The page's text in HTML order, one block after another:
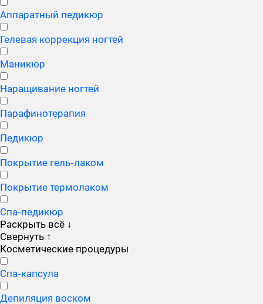
Аппаратный педикюр
Гелевая коррекция ногтей
Маникюр
Наращивание ногтей
Парафинотерапия
Педикюр
Покрытие гель‑лаком
Покрытие термолаком
Спа‑педикюр
Раскрыть всё ↓
Свернуть ↑
Косметические процедуры
Cпа‑капсула
Депиляция воском